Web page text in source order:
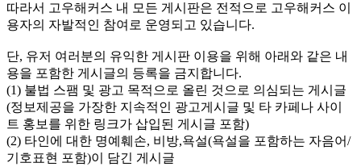
따라서 고우해커스 내 모든 게시판은 전적으로 고우해커스 이
용자의 자발적인 참여로 운영되고 있습니다.
단, 유저 여러분의 유익한 게시판 이용을 위해 아래와 같은 내
용을 포함한 게시글의 등록을 금지합니다.
(1) 불법 스팸 및 광고 목적으로 올린 것으로 의심되는 게시글
(정보제공을 가장한 지속적인 광고게시글 및 타 카페나 사이
트 홍보를 위한 링크가 삽입된 게시글 포함)
(2) 타인에 대한 명예훼손, 비방,욕설(욕설을 포함하는 자음어/
기호표현 포함)이 담긴 게시글